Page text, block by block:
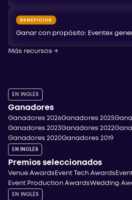
BENEFICIOS
Ganar con propósito: Eventex
Más recursos →
EN INGLÉS
Ganadores
Ganadores 2026Ganadores 2025
Ganadores 2023Ganadores 2022
Ganadores 2020Ganadores 2019
EN INGLÉS
Premios seleccionados
Venue Awards Event Tech Awards
Event Production AwardsWedding
EN INGLÉS